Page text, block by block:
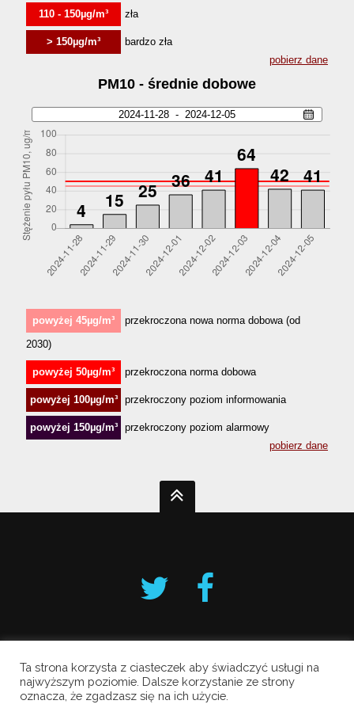
Krakowski Alarm Smogowy
Copyright © 2019 All Rights Reserved.
Ta strona korzysta z ciasteczek aby świadczyć usługi na
najwyższym poziomie. Dalsze korzystanie ze strony
oznacza, że zgadzasz się na ich użycie.